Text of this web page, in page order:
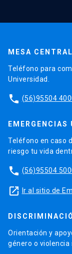
MESA CENTRAL
Teléfono para
Universidad.
phone (56)95504
EMERGENCIAS
Teléfono en caso
riesgo tu vida
phone (56)95504
launch Ir al sitio de
Orientación y
género o violencia